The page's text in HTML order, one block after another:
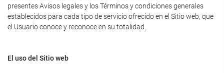
presentes Avisos legales y los Términos y condiciones generales
establecidos para cada tipo de servicio ofrecido en el Sitio web, que
el Usuario conoce y reconoce en su totalidad.
El uso del Sitio web